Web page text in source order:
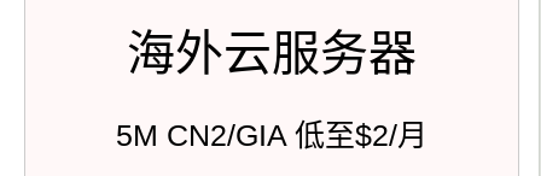
海外云服务器
5M CN2/GIA 低至$2/月